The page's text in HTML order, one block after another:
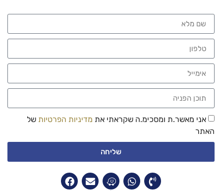
אני מאשר.ת ומסכימ.ה שקראתי את מדיניות הפרטיות של
האתר
שליחה